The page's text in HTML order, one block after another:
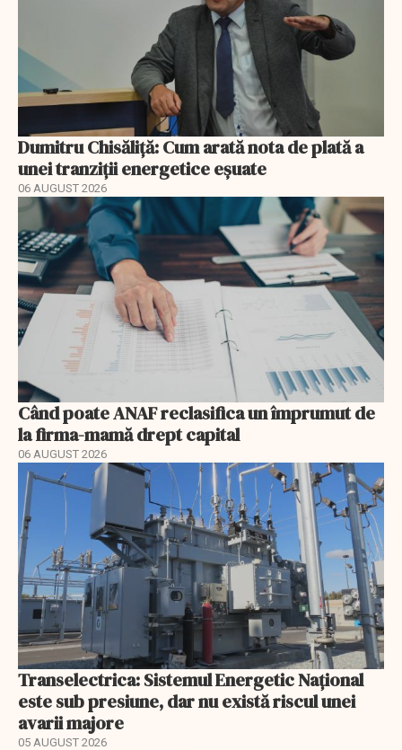
Dumitru Chisăliță: Cum arată nota de plată a
unei tranziții energetice eșuate
06 AUGUST 2026
Când poate ANAF reclasifica un împrumut de
la firma-mamă drept capital
06 AUGUST 2026
Transelectrica: Sistemul Energetic Național
este sub presiune, dar nu există riscul unei
avarii majore
05 AUGUST 2026